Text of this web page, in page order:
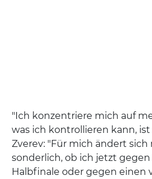
"Ich konzentriere mich auf
was ich kontrollieren kann, ist
Zverev: "Für mich ändert
sonderlich, ob ich jetzt
Halbfinale oder gegen einen